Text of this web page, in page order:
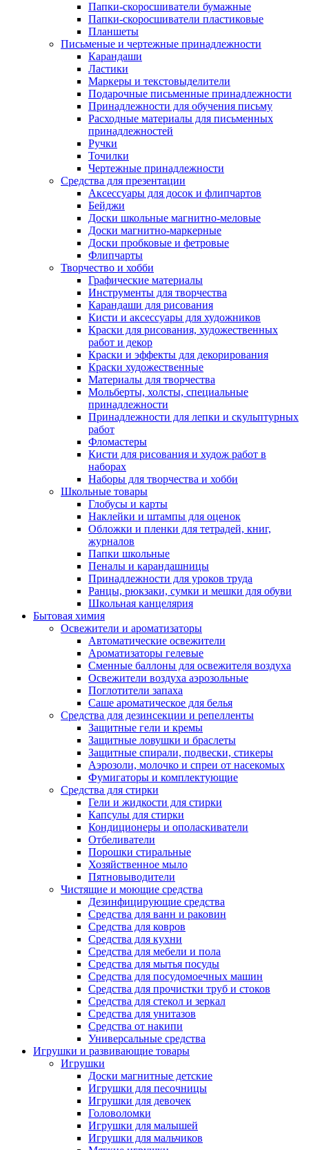
Папки-скоросшиватели бумажные
Папки-скоросшиватели пластиковые
Планшеты
Письменые и чертежные принадлежности
Карандаши
Ластики
Маркеры и текстовыделители
Подарочные письменные принадлежности
Принадлежности для обучения письму
Расходные материалы для письменных
принадлежностей
Ручки
Точилки
Чертежные принадлежности
Средства для презентации
Аксессуары для досок и флипчартов
Бейджи
Доски школьные магнитно-меловые
Доски магнитно-маркерные
Доски пробковые и фетровые
Флипчарты
Творчество и хобби
Графические материалы
Инструменты для творчества
Карандаши для рисования
Кисти и аксессуары для художников
Краски для рисования, художественных
работ и декор
Краски и эффекты для декорирования
Краски художественные
Материалы для творчества
Мольберты, холсты, специальные
принадлежности
Принадлежности для лепки и скульптурных
работ
Фломастеры
Кисти для рисования и худож работ в
наборах
Наборы для творчества и хобби
Школьные товары
Глобусы и карты
Наклейки и штампы для оценок
Обложки и пленки для тетрадей, книг,
журналов
Папки школьные
Пеналы и карандашницы
Принадлежности для уроков труда
Ранцы, рюкзаки, сумки и мешки для обуви
Школьная канцелярия
Бытовая химия
Освежители и ароматизаторы
Автоматические освежители
Ароматизаторы гелевые
Сменные баллоны для освежителя воздуха
Освежители воздуха аэрозольные
Поглотители запаха
Саше ароматическое для белья
Средства для дезинсекции и репелленты
Защитные гели и кремы
Защитные ловушки и браслеты
Защитные спирали, подвески, стикеры
Аэрозоли, молочко и спреи от насекомых
Фумигаторы и комплектующие
Средства для стирки
Гели и жидкости для стирки
Капсулы для стирки
Кондиционеры и ополаскиватели
Отбеливатели
Порошки стиральные
Хозяйственное мыло
Пятновыводители
Чистящие и моющие средства
Дезинфицирующие средства
Средства для ванн и раковин
Средства для ковров
Средства для кухни
Средства для мебели и пола
Средства для мытья посуды
Средства для посудомоечных машин
Средства для прочистки труб и стоков
Средства для стекол и зеркал
Средства для унитазов
Средства от накипи
Универсальные средства
Игрушки и развивающие товары
Игрушки
Доски магнитные детские
Игрушки для песочницы
Игрушки для девочек
Головоломки
Игрушки для малышей
Игрушки для мальчиков